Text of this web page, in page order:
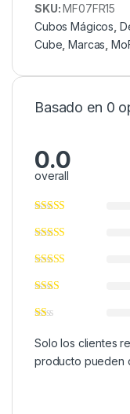
SKU:MF07FR15
Cubos Mágicos
Cube ,Marcas ,
Basado en 0
0.0
overall
Solo los clientes
producto pueden